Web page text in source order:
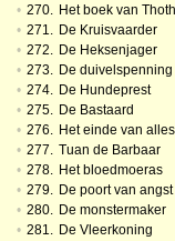
• 270. Het boek van Thoth
• 271. De Kruisvaarder
• 272. De Heksenjager
• 273. De duivelspenning
• 274. De Hundeprest
• 275. De Bastaard
• 276. Het einde van alles
• 277. Tuan de Barbaar
• 278. Het bloedmoeras
• 279. De poort van angst
• 280. De monstermaker
• 281. De Vleerkoning